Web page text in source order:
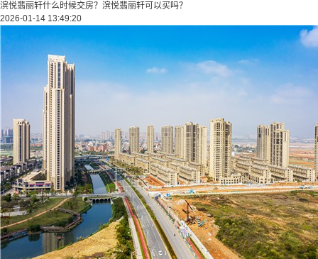
滨悦翡丽轩什么时候交房？滨悦翡丽轩可以买吗？
2026-01-14 13:49:20